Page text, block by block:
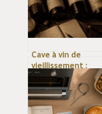
Cave à vin de
vieillissement :
12°C, obscurité et
stabilité pour
garantir l’apogée
de vos grands crus